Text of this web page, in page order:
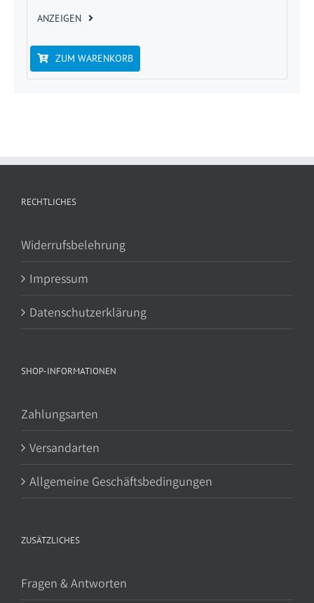
ANZEIGEN
ZUM WARENKORB
RECHTLICHES
Widerrufsbelehrung
Impressum
Datenschutzerklärung
SHOP-INFORMATIONEN
Zahlungsarten
Versandarten
Allgemeine Geschäftsbedingungen
ZUSÄTZLICHES
Fragen & Antworten